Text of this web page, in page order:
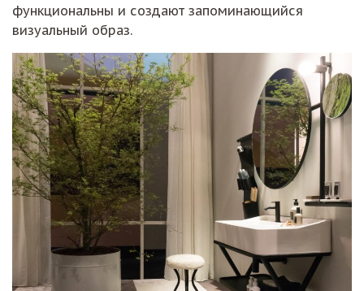
функциональны и создают запоминающийся
визуальный образ.